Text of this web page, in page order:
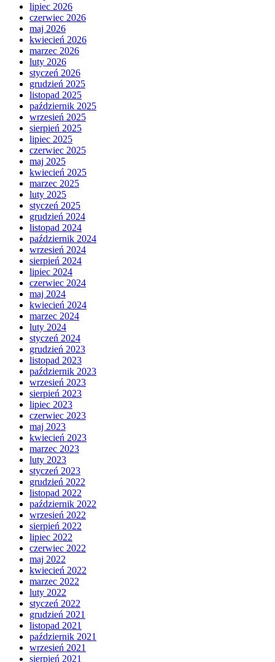
lipiec 2026
czerwiec 2026
maj 2026
kwiecień 2026
marzec 2026
luty 2026
styczeń 2026
grudzień 2025
listopad 2025
październik 2025
wrzesień 2025
sierpień 2025
lipiec 2025
czerwiec 2025
maj 2025
kwiecień 2025
marzec 2025
luty 2025
styczeń 2025
grudzień 2024
listopad 2024
październik 2024
wrzesień 2024
sierpień 2024
lipiec 2024
czerwiec 2024
maj 2024
kwiecień 2024
marzec 2024
luty 2024
styczeń 2024
grudzień 2023
listopad 2023
październik 2023
wrzesień 2023
sierpień 2023
lipiec 2023
czerwiec 2023
maj 2023
kwiecień 2023
marzec 2023
luty 2023
styczeń 2023
grudzień 2022
listopad 2022
październik 2022
wrzesień 2022
sierpień 2022
lipiec 2022
czerwiec 2022
maj 2022
kwiecień 2022
marzec 2022
luty 2022
styczeń 2022
grudzień 2021
listopad 2021
październik 2021
wrzesień 2021
sierpień 2021